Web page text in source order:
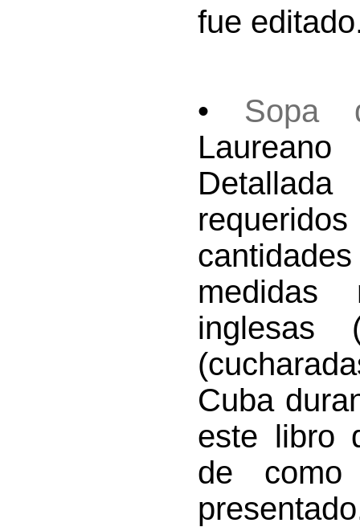
fue
• Sopa
medidas
Cuba
este libro
de